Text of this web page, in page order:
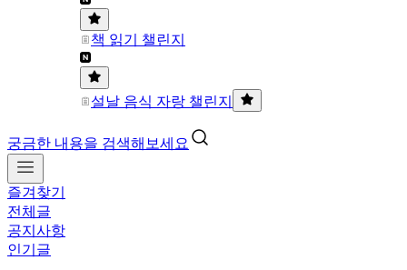
책 읽기 챌린지
설날 음식 자랑 챌린지
궁금한 내용을 검색해보세요
즐겨찾기
전체글
공지사항
인기글